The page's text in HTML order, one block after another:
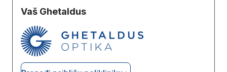
Vaš Ghetaldus